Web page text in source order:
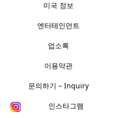
미국 정보
엔터테인먼트
업소록
이용약관
문의하기 – Inquiry
인스타그램